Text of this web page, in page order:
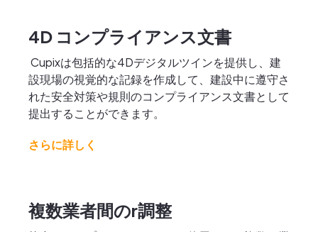
4D コンプライアンス文書
Cupixは包括的な4Dデジタルツインを提供し、建
設現場の視覚的な記録を作成して、建設中に遵守さ
れた安全対策や規則のコンプライアンス文書として
提出することができます。
さらに詳しく
複数業者間のr調整